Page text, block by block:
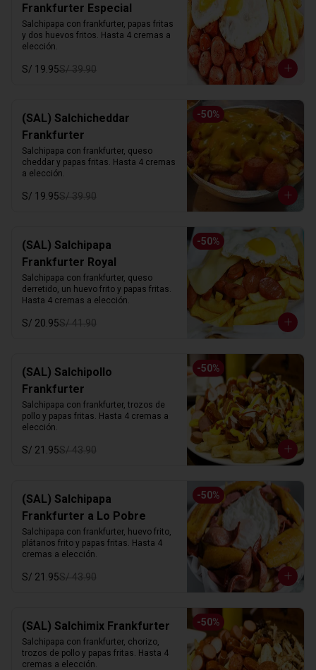
Frankfurter Especial
Salchipapa con frankfurter, papas fritas
y dos huevos fritos. Hasta 4 cremas a
elección.
S/ 19.95S/ 39.90
-50%
(SAL) Salchicheddar
Frankfurter
Salchipapa con frankfurter, queso
cheddar y papas fritas. Hasta 4 cremas
a elección.
S/ 19.95S/ 39.90
-50%
(SAL) Salchipapa
Frankfurter Royal
Salchipapa con frankfurter, queso
derretido, un huevo frito y papas fritas.
Hasta 4 cremas a elección.
S/ 20.95S/ 41.90
-50%
(SAL) Salchipollo
Frankfurter
Salchipapa con frankfurter, trozos de
pollo y papas fritas. Hasta 4 cremas a
elección.
S/ 21.95S/ 43.90
-50%
(SAL) Salchipapa
Frankfurter a Lo Pobre
Salchipapa con frankfurter, huevo frito,
plátanos frito y papas fritas. Hasta 4
cremas a elección.
S/ 21.95S/ 43.90
-50%
(SAL) Salchimix Frankfurter
Salchipapa con frankfurter, chorizo,
trozos de pollo y papas fritas. Hasta 4
cremas a elección.